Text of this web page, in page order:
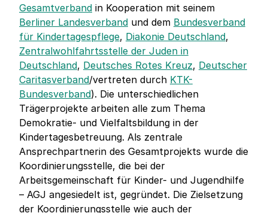
Gesamtverband in Kooperation mit seinem
Berliner Landesverband und dem Bundesverband
für Kindertagespflege, Diakonie Deutschland,
Zentralwohlfahrtsstelle der Juden in
Deutschland, Deutsches Rotes Kreuz, Deutscher
Caritasverband/vertreten durch KTK-
Bundesverband). Die unterschiedlichen
Trägerprojekte arbeiten alle zum Thema
Demokratie- und Vielfaltsbildung in der
Kindertagesbetreuung. Als zentrale
Ansprechpartnerin des Gesamtprojekts wurde die
Koordinierungsstelle, die bei der
Arbeitsgemeinschaft für Kinder- und Jugendhilfe
– AGJ angesiedelt ist, gegründet. Die Zielsetzung
der Koordinierungsstelle wie auch der